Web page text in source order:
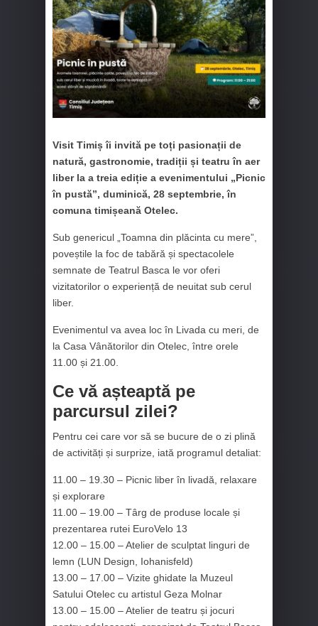
Visit Timiș îi invită pe toți pasionații de
natură, gastronomie, tradiții și teatru în aer
liber la a treia ediție a evenimentului „Picnic
în pustă”, duminică, 28 septembrie, în
comuna timișeană Otelec.
Sub genericul „Toamna din plăcinta cu mere”,
poveștile la foc de tabără și spectacolele
semnate de Teatrul Basca le vor oferi
vizitatorilor o experiență de neuitat sub cerul
liber.
Evenimentul va avea loc în Livada cu meri, de
la Casa Vânătorilor din Otelec, între orele
11.00 și 21.00.
Ce vă așteaptă pe
parcursul zilei?
Pentru cei care vor să se bucure de o zi plină
de activități și surprize, iată programul detaliat:
11.00 – 19.30 – Picnic liber în livadă, relaxare
și explorare
11.00 – 19.00 – Târg de produse locale și
prezentarea rutei EuroVelo 13
12.00 – 15.00 – Atelier de sculptat linguri de
lemn (LUN Design, Iohanisfeld)
13.00 – 17.00 – Vizite ghidate la Muzeul
Satului Otelec cu artistul Geza Molnar
13.00 – 15.00 – Atelier de teatru și jocuri